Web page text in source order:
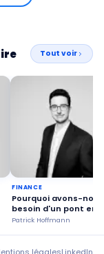
Tout voir
FINANCE
Pourquoi avons-nous
besoin d'un pont
la société et le
Patrick Hoffmann
légalesLinkedIn